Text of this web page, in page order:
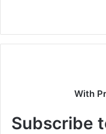
With
Subscribe